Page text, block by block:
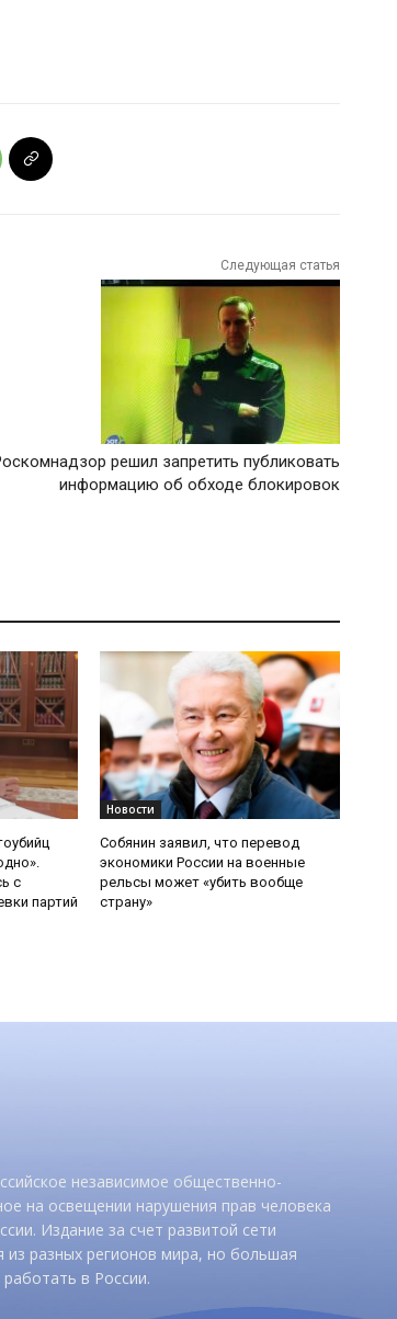
Следующая статья
решил запретить публиковать
информацию об обходе блокировок
с
партий
Новости
Собянин заявил, что перевод
экономики России на военные
рельсы может «убить вообще
страну»
независимое общественно-
на освещении нарушения прав человека
Издание за счет развитой сети
разных регионов мира, но большая
в России.